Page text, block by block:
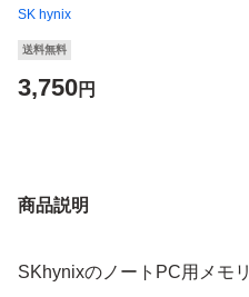
SK hynix
送料無料
3,750円
商品説明
SKhynixのノートPC用メモリ